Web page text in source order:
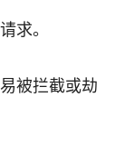
求。
被拦截或劫